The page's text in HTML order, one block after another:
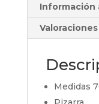
Información
Medidas